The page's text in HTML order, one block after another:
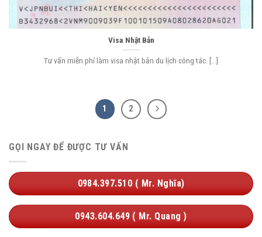
Visa Nhật Bản
Tư vấn miễn phí làm visa nhật bản du lịch công tác. [...]
1 2
GỌI NGAY ĐỂ ĐƯỢC TƯ VẤN
0984.397.510 ( Mr. Nghĩa)
0943.604.649 ( Mr. Quang )